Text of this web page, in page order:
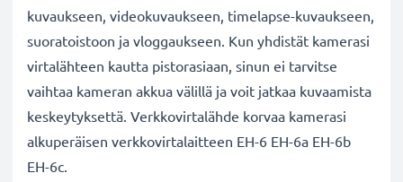
kuvaukseen, videokuvaukseen, timelapse-kuvaukseen,
suoratoistoon ja vloggaukseen. Kun yhdistät kamerasi
virtalähteen kautta pistorasiaan, sinun ei tarvitse
vaihtaa kameran akkua välillä ja voit jatkaa kuvaamista
keskeytyksettä. Verkkovirtalähde korvaa kamerasi
alkuperäisen verkkovirtalaitteen EH-6 EH-6a EH-6b
EH-6c.